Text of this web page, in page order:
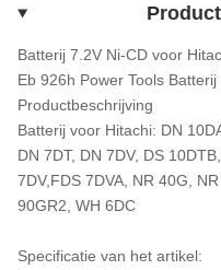
Batterij 7.2V Ni-CD voor
Eb 926h Power Tools Batterij
Productbeschrijving
Batterij voor Hitachi: DN
DN 7DT, DN 7DV, DS
7DV,FDS 7DVA, NR 40G,
90GR2, WH 6DC
Specificatie van het artikel: